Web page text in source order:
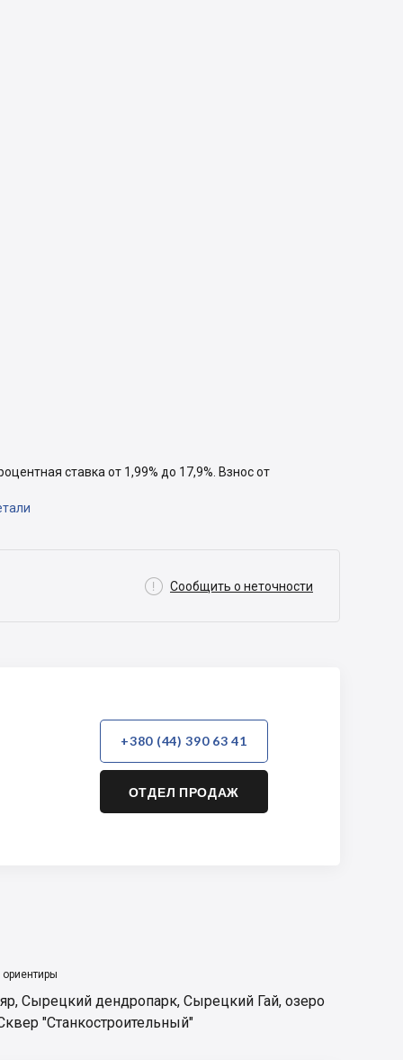
ставка от 1,99% до 17,9%. Взнос от
 Сообщить о неточности
+380 (44) 390 63 41
ОТДЕЛ ПРОДАЖ
, Сырецкий дендропарк, Сырецкий Гай, озеро
"Станкостроительный"